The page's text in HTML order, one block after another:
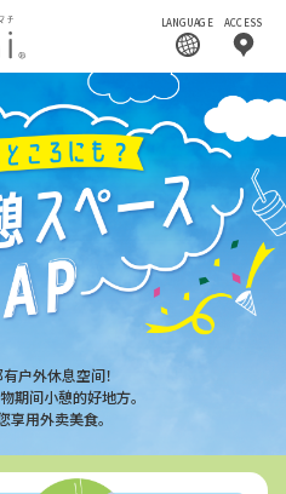
LANGUAGE ACCESS
户外休息空间！
期间小憩的好地方。
享用外卖美食。